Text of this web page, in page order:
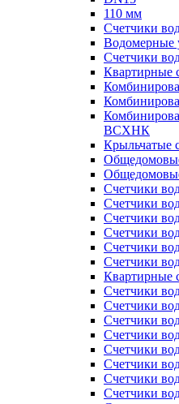
110 мм
Счетчики
Водомерные
Счетчики
Квартирные
ВСХНК
Крыльчатые
Счетчики
Счетчики
Счетчики
Счетчики
Счетчики
Счетчики
Квартирные
Счетчики
Счетчики
Счетчики
Счетчики
Счетчики
Счетчики
Счетчики
Счетчики